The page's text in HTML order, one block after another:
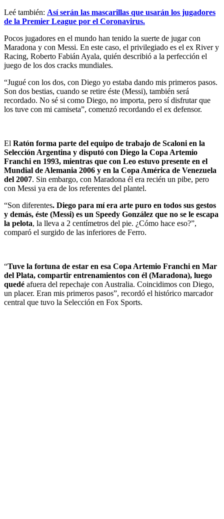
Leé también: Así serán las mascarillas que usarán los jugadores
de la Premier League por el Coronavirus.
Pocos jugadores en el mundo han tenido la suerte de jugar con
Maradona y con Messi. En este caso, el privilegiado es el ex River y
Racing, Roberto Fabián Ayala, quién describió a la perfección el
juego de los dos cracks mundiales.
“Jugué con los dos, con Diego yo estaba dando mis primeros pasos.
Son dos bestias, cuando se retire éste (Messi), también será
recordado. No sé si como Diego, no importa, pero sí disfrutar que
los tuve con mi camiseta”, comenzó recordando el ex defensor.
El Ratón forma parte del equipo de trabajo de Scaloni en la
Selección Argentina y disputó con Diego la Copa Artemio
Franchi en 1993, mientras que con Leo estuvo presente en el
Mundial de Alemania 2006 y en la Copa América de Venezuela
del 2007. Sin embargo, con Maradona él era recién un pibe, pero
con Messi ya era de los referentes del plantel.
“Son diferentes. Diego para mí era arte puro en todos sus gestos
y demás, éste (Messi) es un Speedy González que no se le escapa
la pelota, la lleva a 2 centímetros del pie. ¿Cómo hace eso?”,
comparó el surgido de las inferiores de Ferro.
“Tuve la fortuna de estar en esa Copa Artemio Franchi en Mar
del Plata, compartir entrenamientos con él (Maradona), luego
quedé afuera del repechaje con Australia. Coincidimos con Diego,
un placer. Eran mis primeros pasos”, recordó el histórico marcador
central que tuvo la Selección en Fox Sports.